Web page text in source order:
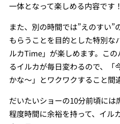
一体となって楽しめる内容です！
また、別の時間では”えのすい”
もらうことを目的とした特別な
ルカTime」が楽しめます。こ
るイルカが毎日変わるので、「
かな〜」とワクワクすること間
だいたいショーの10分前頃には
程度時間に余裕を持って、イル